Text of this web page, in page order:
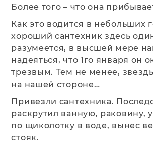
Более того – что она
Как это водится в небольших
хороший сантехник здесь
разумеется, в высшей мере
надеяться, что 1го января он
трезвым. Тем не менее,
на нашей стороне…
Привезли сантехника.
раскрутил ванную, раковину,
по щиколотку в воде, вынес
стояк.